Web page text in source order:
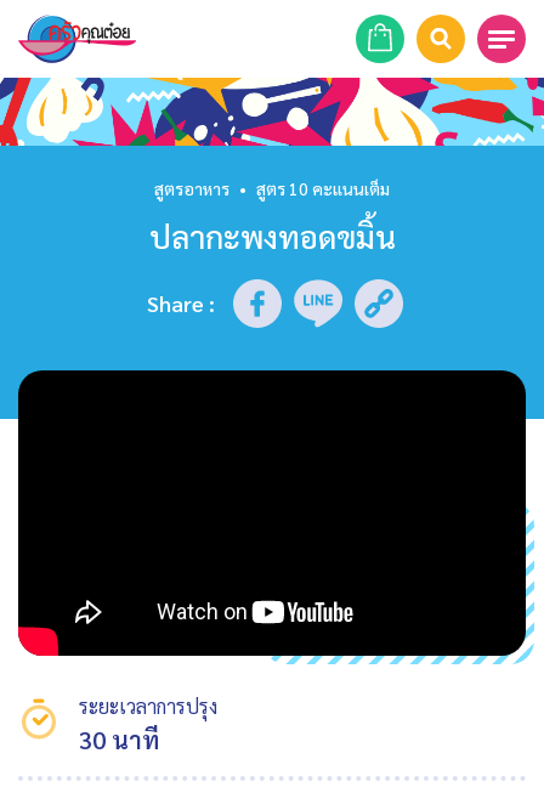
หน้าแรก
รายการย้อนหลัง
สูตรอาหาร • สูตร 10 คะแนนเต็ม
ปลากะพงทอดขมิ้น
Share :
ระยะเวลาการปรุง
30 นาที